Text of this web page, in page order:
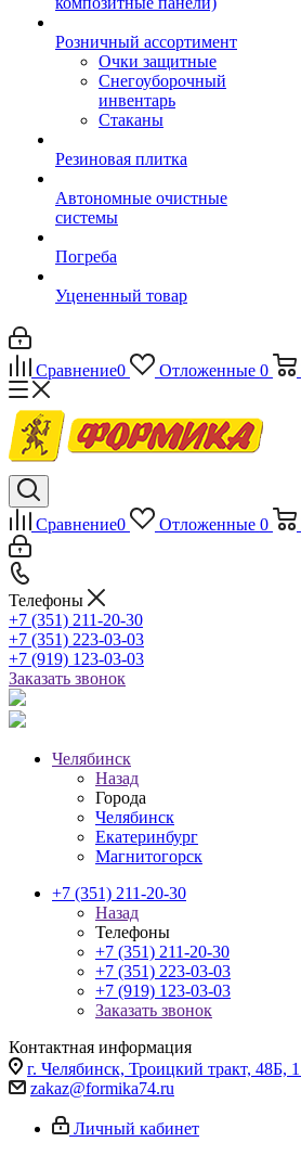
Розничный ассортимент
Очки защитные
Снегоуборочный
инвентарь
Стаканы
Резиновая плитка
Автономные очистные
системы
Погреба
Уцененный товар
Сравнение0 Отложенные 0
Сравнение0 Отложенные 0
Телефоны
+7 (351) 211-20-30
+7 (351) 223-03-03
+7 (919) 123-03-03
Заказать звонок
Челябинск
Назад
Города
Челябинск
Екатеринбург
Магнитогорск
+7 (351) 211-20-30
Назад
Телефоны
+7 (351) 211-20-30
+7 (351) 223-03-03
+7 (919) 123-03-03
Заказать звонок
Контактная информация
г. Челябинск, Троицкий тракт, 48Б,
zakaz@formika74.ru
Личный кабинет